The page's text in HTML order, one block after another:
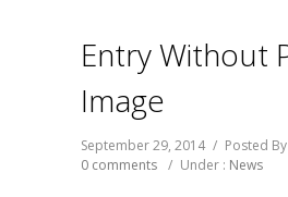
Entry Without
Image
September 29, 2014 / Posted
0 comments / Under : News